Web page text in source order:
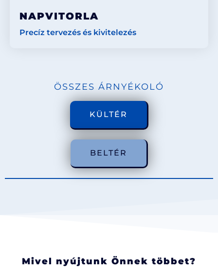
NAPVITORLA
Precíz tervezés és kivitelezés
ÖSSZES ÁRNYÉKOLÓ
KÜLTÉR
BELTÉR
Mivel nyújtunk Önnek többet?